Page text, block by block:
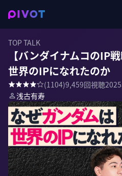
TOP TALK
【バンダイナムコのIP
世界のIPになれたのか
(1104)9,459回視聴
浅古有寿